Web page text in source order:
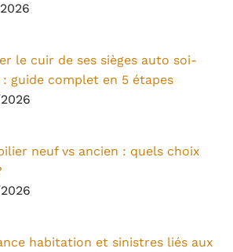
le cuir de ses sièges auto soi-
: guide complet en 5 étapes
neuf vs ancien : quels choix
habitation et sinistres liés aux